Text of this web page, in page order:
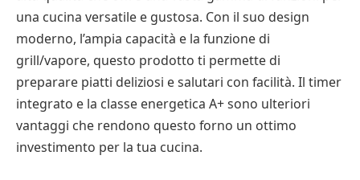
una cucina versatile e gustosa. Con il suo design
moderno, l’ampia capacità e la funzione di
grill/vapore, questo prodotto ti permette di
preparare piatti deliziosi e salutari con facilità. Il timer
integrato e la classe energetica A+ sono ulteriori
vantaggi che rendono questo forno un ottimo
investimento per la tua cucina.